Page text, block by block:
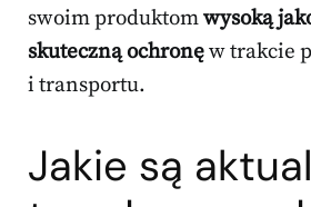
swoim produktomwysoką
skuteczną ochronęw trakcie
i transportu.
Jakie są